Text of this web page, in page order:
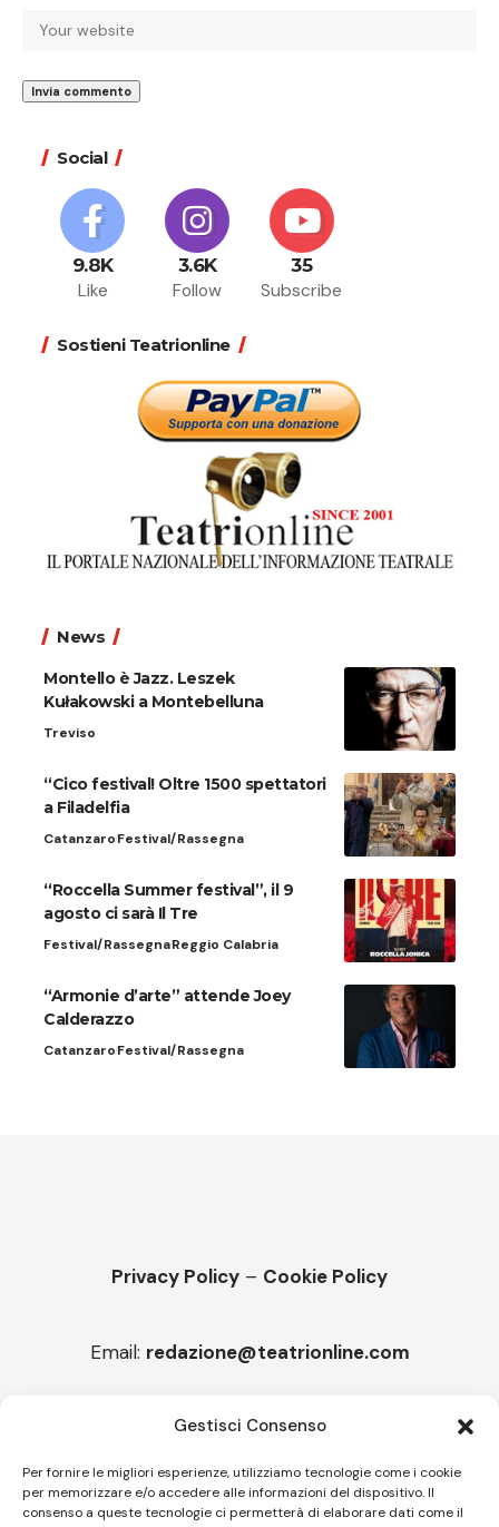
Gestisci Consenso
Per fornire le migliori esperienze, utilizziamo tecnologie come i cookie
per memorizzare e/o accedere alle informazioni del dispositivo. Il
consenso a queste tecnologie ci permetterà di elaborare dati come il
Social
9.8K
Like
3.6K
Follow
35
Subscribe
Sostieni Teatrionline
News
Montello è Jazz. Leszek
Kułakowski a Montebelluna
Treviso
“Cico festival! Oltre 1500 spettatori
a Filadelfia
CatanzaroFestival/Rassegna
“Roccella Summer festival”, il 9
agosto ci sarà Il Tre
Festival/RassegnaReggio Calabria
“Armonie d’arte” attende Joey
Calderazzo
CatanzaroFestival/Rassegna
Privacy Policy – Cookie Policy
Email: redazione@teatrionline.com
“Cico festival! Oltre 1500 spettatori a Filadelfia